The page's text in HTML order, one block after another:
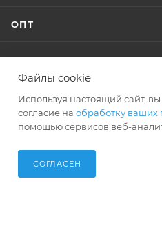
ОПТ
Файлы cookie
Используя настоящий сайт,
согласие на обработку ваших
помощью сервисов веб-
СОГЛАСЕН